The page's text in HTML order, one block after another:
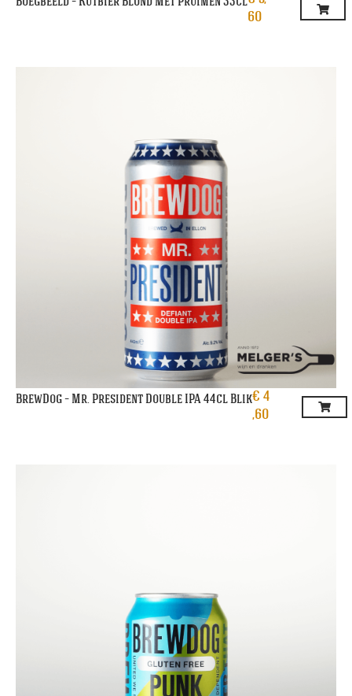
60
BrewDog – Mr. President Double IPA 44cl Blik€ 4
,60